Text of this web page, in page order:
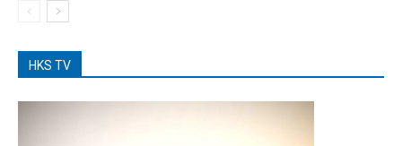
HKS TV